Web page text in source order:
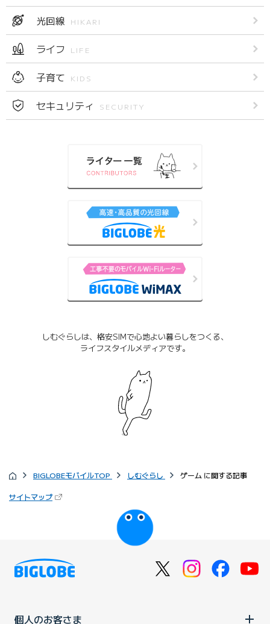
光回線 HIKARI
ライフ LIFE
子育て KIDS
セキュリティ SECURITY
しむぐらしは、格安SIMで心地よい暮らしをつくる、
ライフスタイルメディアです。
BIGLOBEモバイルTOP しむぐらし ゲーム に関する記事
サイトマップ
個人のお客さま